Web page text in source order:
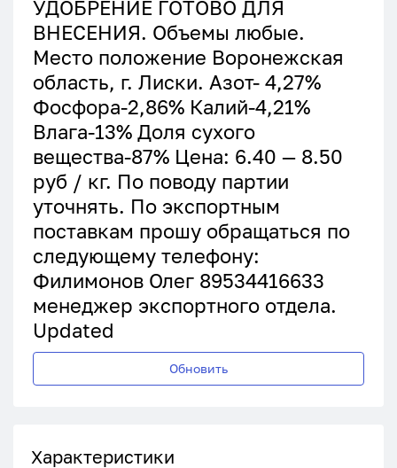
УДОБРЕНИЕ ГОТОВО ДЛЯ
ВНЕСЕНИЯ. Объемы любые.
Место положение Воронежская
область, г. Лиски. Азот- 4,27%
Фосфора-2,86% Калий-4,21%
Влага-13% Доля сухого
вещества-87% Цена: 6.40 — 8.50
руб / кг. По поводу партии
уточнять. По экспортным
поставкам прошу обращаться по
следующему телефону:
Филимонов Олег 89534416633
менеджер экспортного отдела.
Updated
Обновить
Характеристики